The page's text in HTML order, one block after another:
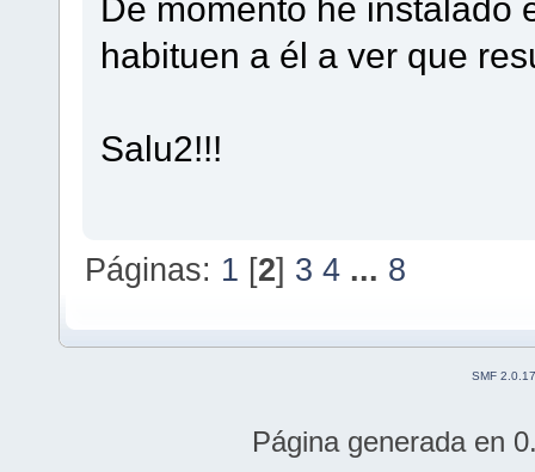
De momento he instalado
habituen a él a ver que
Salu2!!!
Páginas: 1 [2] 3 4 ... 8
SMF 2.0.17
Página generada en